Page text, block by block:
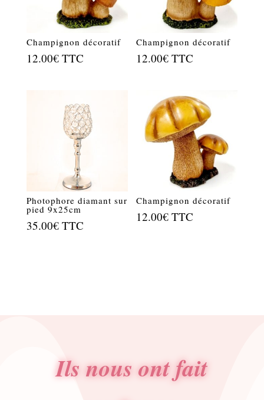
Champignon décoratif
12.00€ TTC
Champignon décoratif
12.00€ TTC
Photophore diamant sur
pied 9x25cm
35.00€ TTC
Champignon décoratif
12.00€ TTC
Ils nous ont fait